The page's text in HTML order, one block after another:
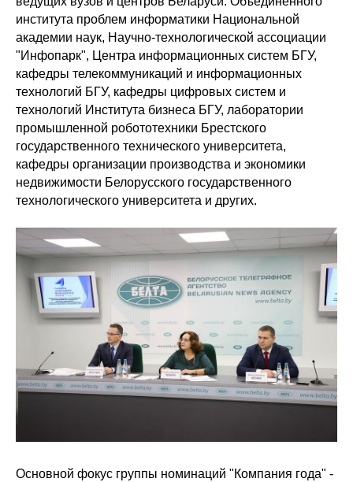
института проблем информатики Национальной
академии наук, Научно-технологической ассоциации
"Инфопарк", Центра информационных систем БГУ,
кафедры телекоммуникаций и информационных
технологий БГУ, кафедры цифровых систем и
технологий Института бизнеса БГУ, лаборатории
промышленной робототехники Брестского
государственного технического университета,
кафедры организации производства и экономики
недвижимости Белорусского государственного
технологического университета и других.
Основной фокус группы номинаций "Компания года" -